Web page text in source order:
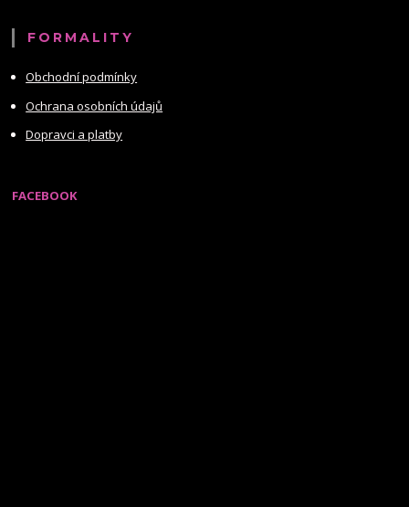
FORMALITY
Obchodní podmínky
Ochrana osobních údajů
Dopravci a platby
FACEBOOK